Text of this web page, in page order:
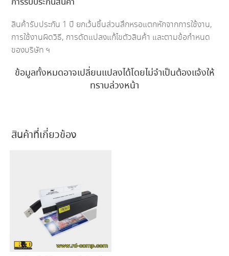
สินค้ารับประกัน 1 ปี ยกเว้นชิ้นส่วนสึกหรอแตกหักจากการใช้งาน,
การใช้งานผิดวิธี, การดัดแปลงแก้ไขตัวสินค้า และตามข้อกำหนด
ของบริษัท ฯ
ข้อมูลทั้งหมดอาจเปลี่ยนแปลงได้โดยไม่จำเป็นต้องแจ้งให้
ทราบล่วงหน้า
สินค้าที่เกี่ยวข้อง